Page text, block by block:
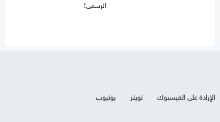
الرسمي!
الإرادة على الفيسبوك تويتر يوتيوب